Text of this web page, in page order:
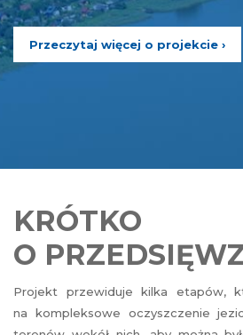
Przeczytaj więcej o projekcie ›
KRÓTKO
O
Projekt przewiduje kilka etapów,
na kompleksowe oczyszczenie